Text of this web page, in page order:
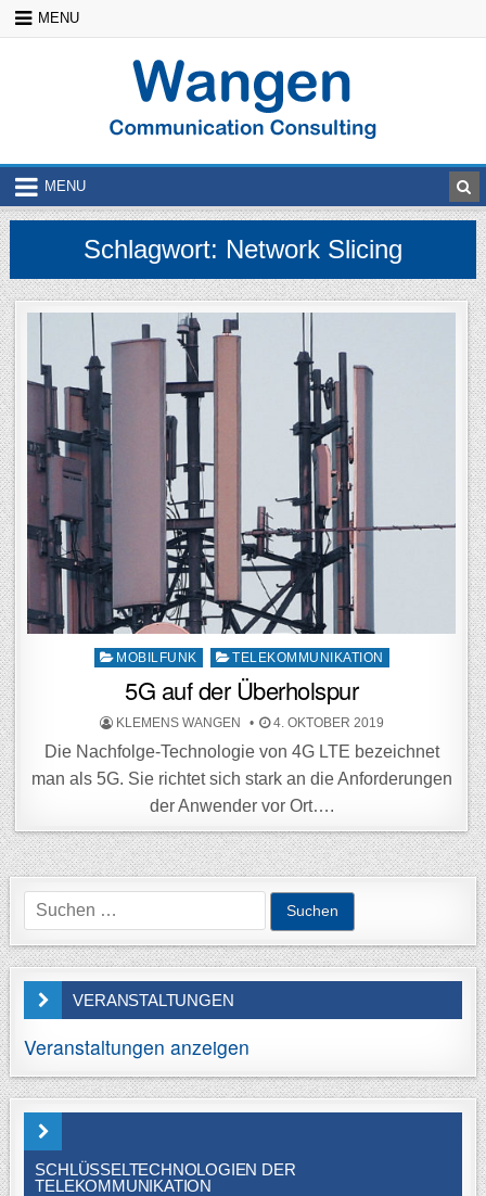
Skip
to
MENU
MENU
Schlagwort: Network Slicing
Posted
MOBILFUNK TELEKOMMUNIKATION
5G auf der Überholspur
POSTED
KLEMENS WANGEN
POSTED
4. OKTOBER 2019
Die Nachfolge-Technologie von 4G LTE bezeichnet
man als 5G. Sie richtet sich stark an die Anforderungen
der Anwender vor Ort….
Suchen
nach:
VERANSTALTUNGEN
Veranstaltungen anzeigen
SCHLÜSSELTECHNOLOGIEN DER
TELEKOMMUNIKATION